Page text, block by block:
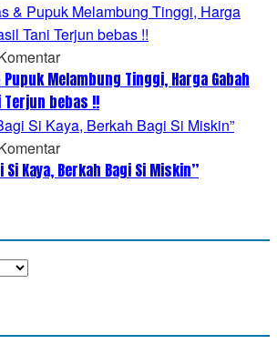
Pupuk Melambung Tinggi, Harga Gabah
bebas !!
Si Kaya, Berkah Bagi Si Miskin”